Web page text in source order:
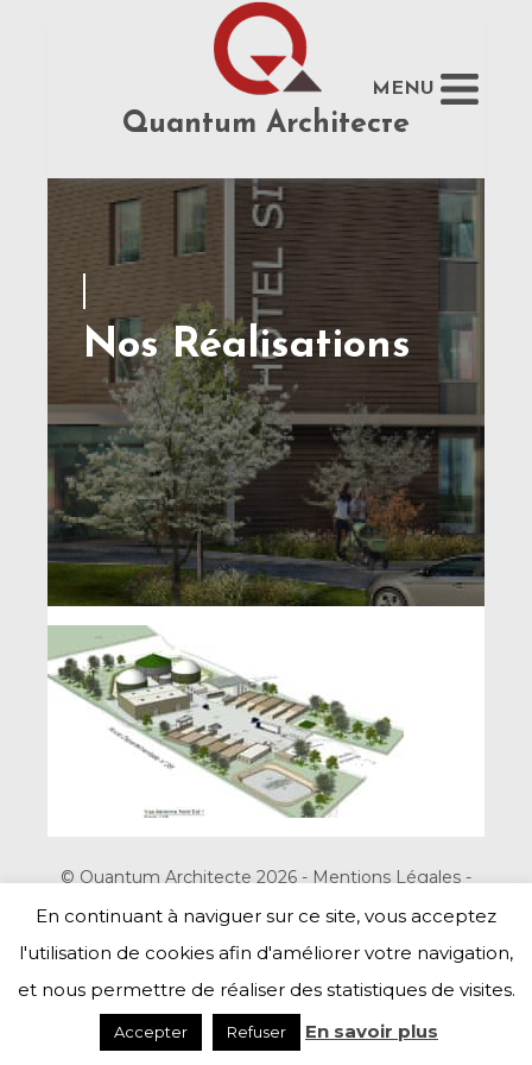
Quantum Architecte
Nos Réalisations
© Quantum Architecte 2026 - Mentions Légales -
Haut de page
En continuant à naviguer sur ce site, vous acceptez
l'utilisation de cookies afin d'améliorer votre navigation,
et nous permettre de réaliser des statistiques de visites.
Accepter Refuser En savoir plus
MENU